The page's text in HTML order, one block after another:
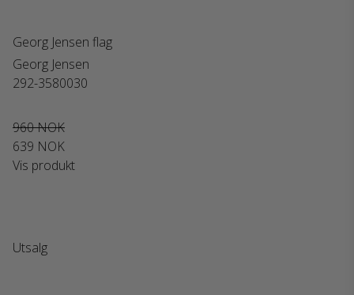
Georg Jensen flag
Georg Jensen
292-3580030
960 NOK
639 NOK
Vis produkt
Utsalg